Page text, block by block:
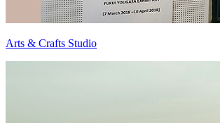
Arts & Crafts Studio